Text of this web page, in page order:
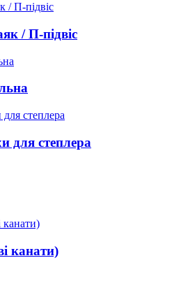
/ П-підвіс
для степлера
канати)